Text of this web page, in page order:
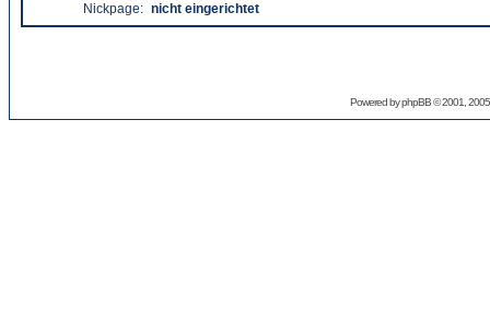
Nickpage: nicht eingerichtet
Powered byphpBB© 2001,